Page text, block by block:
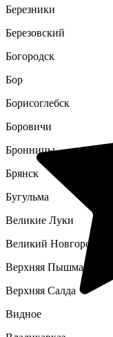
Березники
Березовский
Богородск
Бор
Борисоглебск
Боровичи
Бронницы
Брянск
Бугульма
Великие Луки
Великий Новгород
Верхняя Пышма
Верхняя Салда
Видное